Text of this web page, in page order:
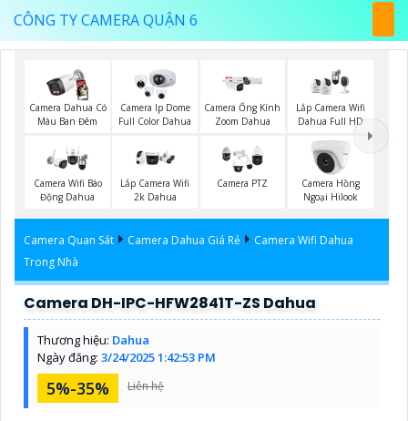
CÔNG TY CAMERA QUẬN 6
Camera Dahua Có
Màu Ban Đêm
Camera Ip Dome
Full Color Dahua
Camera Ống Kính
Zoom Dahua
Lắp Camera Wifi
Dahua Full HD
Camera Wifi Báo
Động Dahua
Lắp Camera Wifi
2k Dahua
Camera PTZ
Camera Hồng
Ngoại Hilook
Camera Quan Sát Camera Dahua Giá Rẻ
Camera Wifi Dahua
Trong Nhà
Camera DH-IPC-HFW2841T-ZS Dahua
Thương hiệu: Dahua
Ngày đăng: 3/24/2025 1:42:53 PM
5%-35% Liên hệ